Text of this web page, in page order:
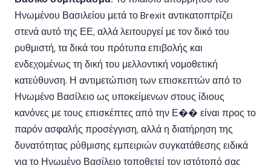
Ηνωμένου Βασιλείου μετά το Brexit αντικατοπτρίζει
στενά αυτό της ΕΕ, αλλά λειτουργεί με τον δικό του
ρυθμιστή, τα δικά του πρότυπα επιβολής και
ενδεχομένως τη δική του μελλοντική νομοθετική
κατεύθυνση. Η αντιμετώπιση των επισκεπτών από το
Ηνωμένο Βασίλειο ως υποκείμενων στους ίδιους
κανόνες με τους επισκέπτες από την Ε�� είναι προς το
παρόν ασφαλής προσέγγιση, αλλά η διατήρηση της
δυνατότητας ρύθμισης εμπειριών συγκατάθεσης ειδικά
για το Ηνωμένο Βασίλειο τοποθετεί τον ιστότοπό σας